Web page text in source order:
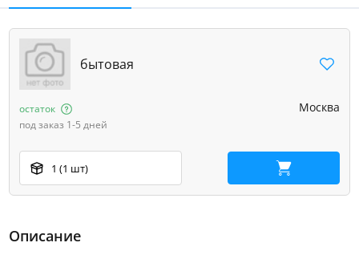
бытовая
Москва
остаток
под заказ 1-5 дней
1 (1 шт) В корзину
Описание